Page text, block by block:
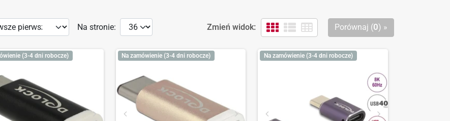
Porównaj (0) »
Zmień widok:
Na stronie:
(3-4 dni robocze) Na zamówienie (3-4 dni robocze) Na zamówienie (3-4 dni robocze)